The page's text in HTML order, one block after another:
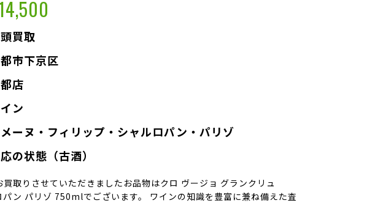
買取
市下京区
店
ン
メーヌ・フィリップ・シャルロパン・パリゾ
の状態（古酒）
取りさせていただきましたお品物はクロ ヴージョ グランクリュ
ン パリゾ 750mlでございます。 ワインの知識を豊富に兼ね備えた査